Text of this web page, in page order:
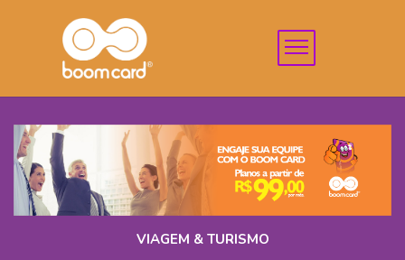
VIAGEM & TURISMO